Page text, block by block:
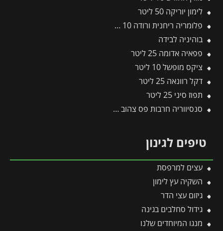
לימון יוריקה 50 ליטר
פלומריה ריחנית ורודה 10 ליטר
בוהיניה לבידה
פפאיה אדומה 25 ליטר
ציקס מופשל 10 ליטר
דקל רוונאה 25 ליטר
תפוז סיני 25 ליטר
סנסיווריה חרבות פס צהוב 10 ליטר
טיפים לגינון
עצים למרפסת
השקיה עץ לימון
גיזום עצי הדר
גידול סחלבים בגינה
מנגו המיוחדים שלנו